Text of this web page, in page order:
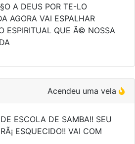
A DEUS POR TE-LO
AGORA VAI ESPALHAR
ESPIRITUAL QUE Ã© NOSSA
Acendeu uma vela
ESCOLA DE SAMBA!! SEU
ESQUECIDO!! VAI COM